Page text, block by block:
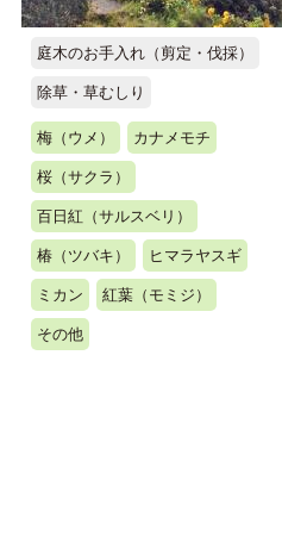
庭木のお手入れ（剪定・伐採）
除草・草むしり
梅（ウメ） カナメモチ
桜（サクラ）
百日紅（サルスベリ）
椿（ツバキ） ヒマラヤスギ
ミカン 紅葉（モミジ）
その他